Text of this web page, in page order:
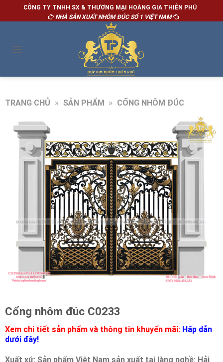
CÔNG TY TNHH SX & THƯƠNG MẠI HOÀNG GIA THIÊN PHÚ
NHÀ SẢN XUẤT NHÔM ĐÚC SỐ 1 VIỆT NAM
TRANG CHỦ » SẢN PHẨM » CỔNG NHÔM ĐÚC
Cổng nhôm đúc C0233
Xem chi tiết sản phẩm và thông tin khuyến mãi: Hấp dẫn
dưới đây!
Xuất xứ: Sản phẩm Việt Nam sản xuất tại làng nghề: Hải